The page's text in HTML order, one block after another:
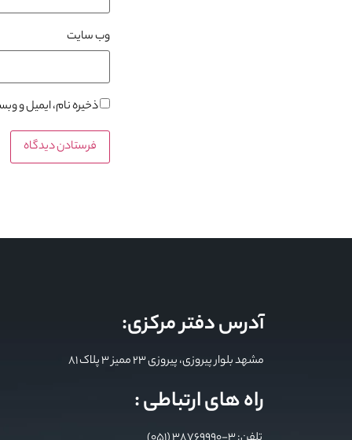
وب‌ سایت
ذخیره نام، ایمیل و
آدرس دفتر مرکزی:
مشهد بلوار پیروزی، پیروزی 23 ممیز 3 پلاک 81
راه های ارتباطی :